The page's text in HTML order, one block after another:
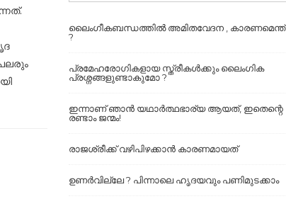
ലൈംഗീകബന്ധത്തില്‍ അമിതവേദന , കാരണമെന്ത്
?
പ്രമേഹരോഗികളായ സ്ത്രീകൾക്കും ലൈംഗിക
പ്രശ്നങ്ങളുണ്ടാകുമോ ?
ഇന്നാണ് ഞാൻ യഥാർത്ഥഭാര്യ ആയത്, ഇതെന്റെ
രണ്ടാം ജന്മം!
രാജശ്രീക്ക് വഴിപിഴക്കാൻ കാരണമായത്
ഉണർവില്ലേ ? പിന്നാലെ ഹൃദയവും പണിമുടക്കാം